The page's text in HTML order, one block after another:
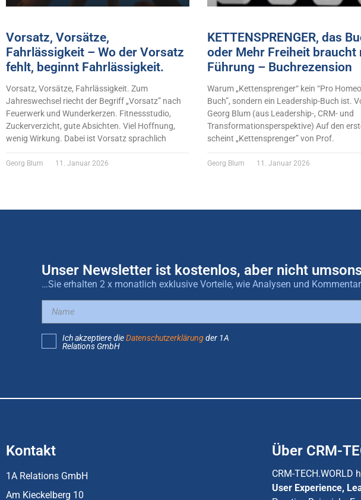
Vorsatz, Vorsätze,
Fahrlässigkeit – Wo der Vorsatz
fehlt, beginnt Fahrlässigkeit.
Vorsatz, Vorsätze, Fahrlässigkeit. Zum
Jahreswechsel riecht der Begriff „Vorsatz” nach
Feuerwerk und Wunderkerzen. Fitnessstudio,
Zuckerverzicht, gute Absichten. Viel Hoffnung,
wenig Wirkung. Dabei ist Vorsatz sprachlich
Georg Blum 11. Januar 2026
KETTENSPRENGER, das
oder Mehr Freiheit braucht
Führung – Buchrezension
Warum „Kettensprenger“ kein “Pro
Buch”, sondern ein Leadership-Buch ist.
Georg Blum (aus Leadership-, CRM- und
Transformationsperspektive) Auf den
scheint „Kettensprenger” von Prof.
Georg Blum 11. Januar 2026
Unser Newsletter ist kostenlos, aber nicht
…Sie erhalten 2 x monatlich exklusive Vorteile, wie Analysen und
Ich akzeptiere dieDatenschutzerklärungder 1A
Relations GmbH
Kontakt
1A Relations GmbH
Am Kieckelberg 10
Über CRM-
CRM-
User Experience,